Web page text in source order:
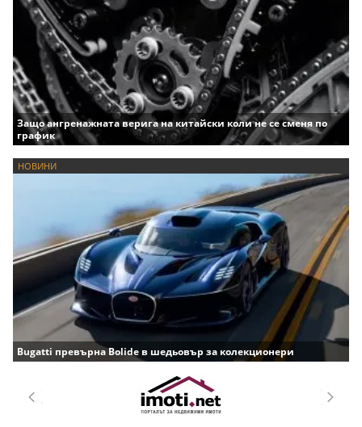
Защо ангренажната верига на китайски коли не се сменя по
график
НОВИНИ
Bugatti превърна Bolide в шедьовър за колекционери